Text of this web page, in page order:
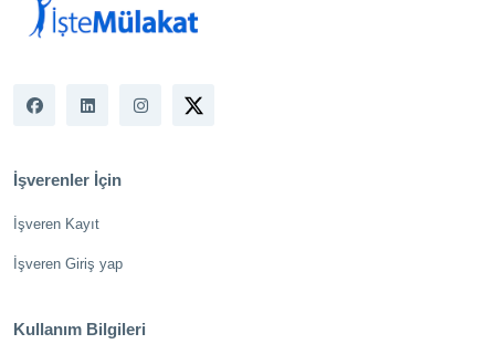
İşverenler İçin
İşveren Kayıt
İşveren Giriş yap
Kullanım Bilgileri